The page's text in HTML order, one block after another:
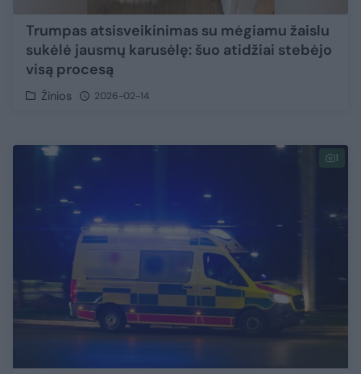
Trumpas atsisveikinimas su mėgiamu žaislu
sukėlė jausmų karusėlę: šuo atidžiai stebėjo
visą procesą
Žinios 2026-02-14
1